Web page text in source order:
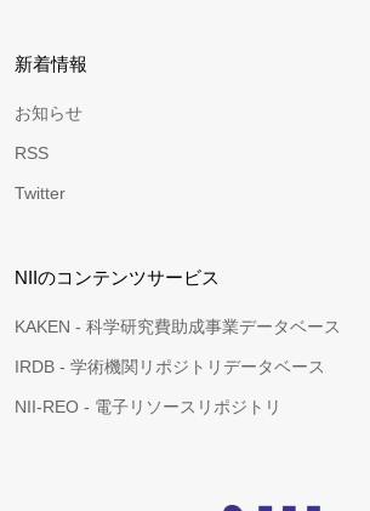
新着情報
お知らせ
RSS
Twitter
NIIのコンテンツサービス
KAKEN - 科学研究費助成事業データベース
IRDB - 学術機関リポジトリデータベース
NII-REO - 電子リソースリポジトリ